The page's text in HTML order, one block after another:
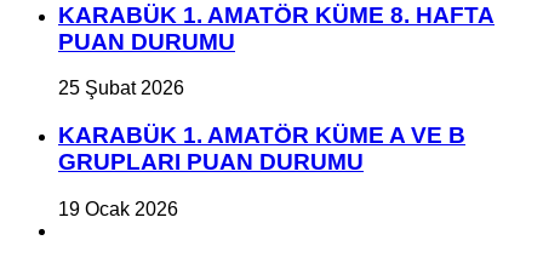
KARABÜK 1. AMATÖR KÜME 8. HAFTA
PUAN DURUMU
25 Şubat 2026
KARABÜK 1. AMATÖR KÜME A VE B
GRUPLARI PUAN DURUMU
19 Ocak 2026